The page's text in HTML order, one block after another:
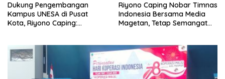
Dukung Pengembangan
Kampus UNESA di Pusat
Kota, Riyono Caping:
Riyono Caping Nobar Timnas
Indonesia Bersama Media
Magetan, Tetap Semangat